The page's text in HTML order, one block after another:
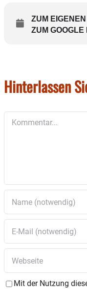
ZUM
ZUM
Hinterlassen
Mit der Nutzung